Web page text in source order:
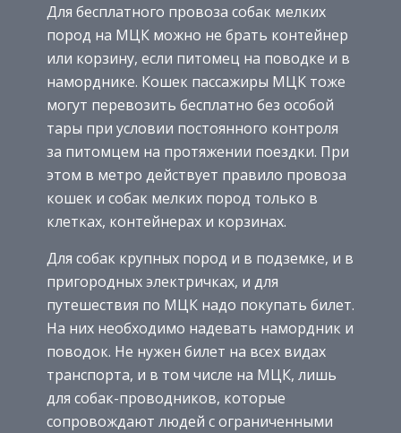
Для бесплатного провоза собак мелких
пород на МЦК можно не брать контейнер
или корзину, если питомец на поводке и в
наморднике. Кошек пассажиры МЦК тоже
могут перевозить бесплатно без особой
тары при условии постоянного контроля
за питомцем на протяжении поездки. При
этом в метро действует правило провоза
кошек и собак мелких пород только в
клетках, контейнерах и корзинах.
Для собак крупных пород и в подземке, и в
пригородных электричках, и для
путешествия по МЦК надо покупать билет.
На них необходимо надевать намордник и
поводок. Не нужен билет на всех видах
транспорта, и в том числе на МЦК, лишь
для собак-проводников, которые
сопровождают людей с ограниченными